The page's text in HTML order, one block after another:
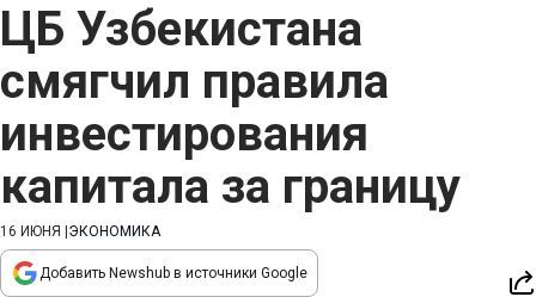
ЦБ Узбекистана
смягчил правила
инвестирования
капитала за границу
16 ИЮНЯ ЭКОНОМИКА
Добавить Newshub в источники Google